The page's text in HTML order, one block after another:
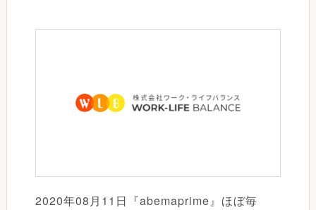
2020年08月11日『abemaprime』ほぼ毎